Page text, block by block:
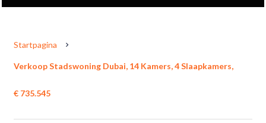
Startpagina
Verkoop Stadswoning Dubai, 14 Kamers, 4 Slaapkamers,
€ 735.545